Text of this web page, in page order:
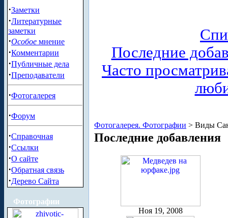
·Заметки
·Литературные
заметки
·Особое мнение
·Комментарии
·Публичные дела
·Преподаватели
·Фотогалерея
·Форум
·Справочная
·Ссылки
·О сайте
·Обратная связь
·Дерево Сайта
Фотографии
Последние
Часто
Фотогалерея. Фотографии > Виды
Последние добавления
Ноя 19, 2008